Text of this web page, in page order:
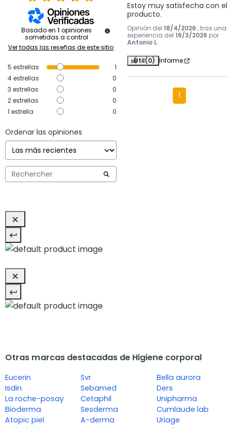
Basado en 1 opiniones
sometidas a control
Ver todas las reseñas de este sitio
5 estrellas
1
4estrellas
0
3 estrellas
0
2estrellas
0
1 estrella 0
Ordenar las opiniones
Estoy muy satisfecha con el
producto.
Opinión del 18/4/2026 , tras una
experiencia del 16/3/2026 por
Antonio L.
Útil(0) Informe
1
Otras marcas destacadas de Higiene corporal
Eucerin
Isdin
La roche-posay
Bioderma
Atopic piel
Svr
Sebamed
Cetaphil
Sesderma
A-derma
Bella aurora
Ders
Unipharma
Cumlaude lab
Uriage